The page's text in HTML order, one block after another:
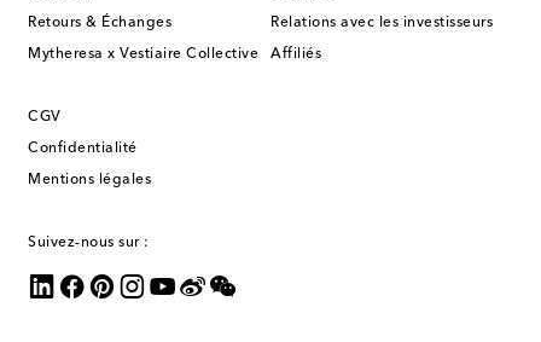
Retours & Échanges
Mytheresa x Vestiaire Collective
Relations avec les investisseurs
Affiliés
CGV
Confidentialité
Mentions légales
Suivez-nous sur :